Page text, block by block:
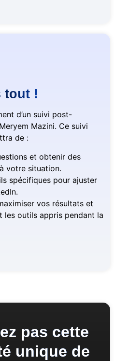
tout !
d’un suivi post-
Mazini. Ce suivi
de :
et obtenir des
votre situation.
spécifiques pour ajuster
vos résultats et
les outils appris pendant la
pas cette
unique de